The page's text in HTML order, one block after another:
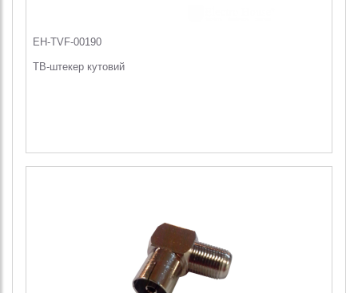
EH-TVF-00190
ТВ-штекер кутовий